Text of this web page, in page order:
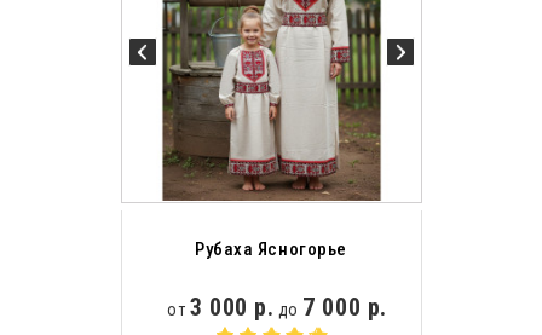
Рубаха Ясногорье
от 3 000 р. до 7 000 р.